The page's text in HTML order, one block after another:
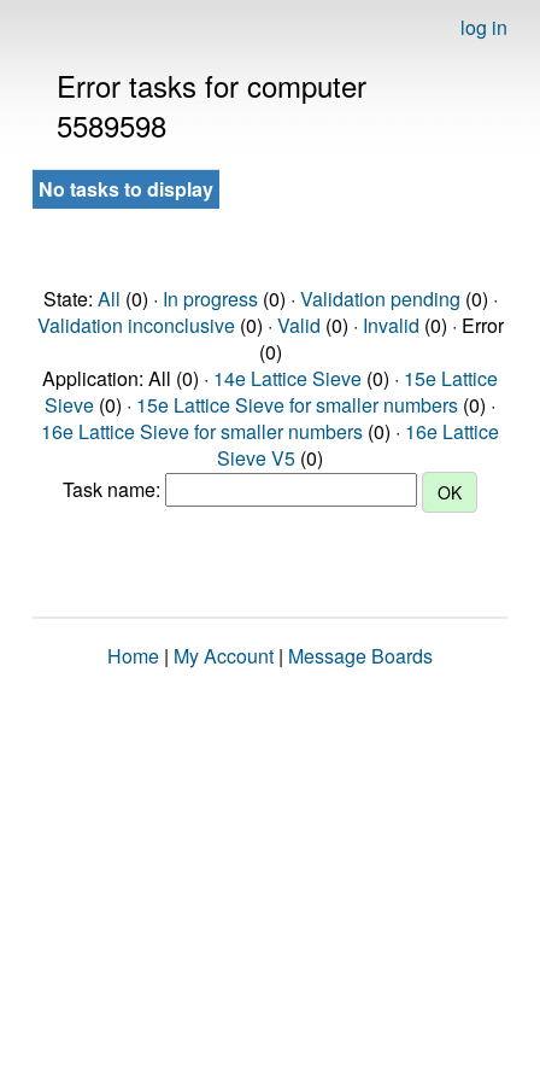
log in
Error tasks for computer
5589598
No tasks to display
State: All (0) · In progress(0) · Validation pending (0) ·
Validation inconclusive(0) · Valid (0) · Invalid (0) · Error
(0)
Application: All (0) · 14e Lattice Sieve (0) · 15e Lattice
Sieve (0) · 15e Lattice Sieve for smaller numbers (0) ·
16e Lattice Sieve for smaller numbers (0) · 16e Lattice
Sieve V5 (0)
Task name:
Home | My Account | Message Boards